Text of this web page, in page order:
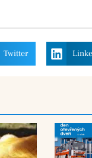
Twitter